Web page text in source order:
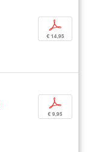
p
€ 14,95
p
€ 9,95